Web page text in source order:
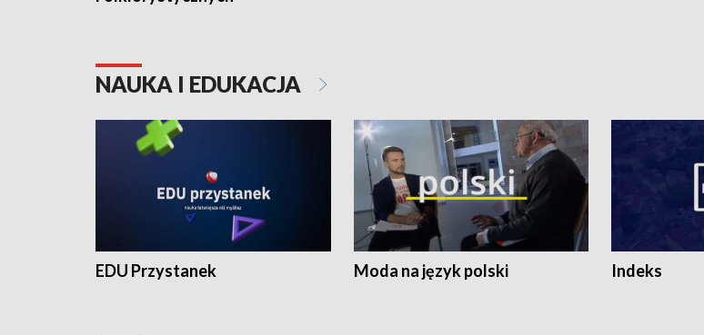
NAUKA I EDUKACJA
EDU Przystanek Moda na język polski Indeks